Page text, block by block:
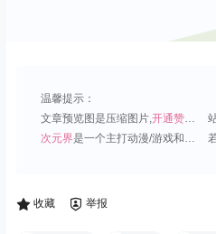
温馨提示：
文章预览图是压缩图片,开通赞助会员
次元界是一个主打动漫/游戏和虚拟偶像角色的插画壁纸平台;
收藏 举报